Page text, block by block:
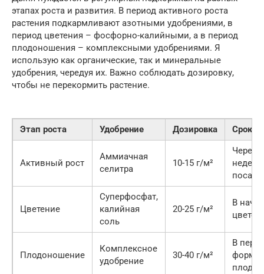
этапах роста и развития. В период активного роста
растения подкармливают азотными удобрениями, в
период цветения – фосфорно-калийными, а в период
плодоношения – комплексными удобрениями. Я
использую как органические, так и минеральные
удобрения, чередуя их. Важно соблюдать дозировку,
чтобы не перекормить растение.
Этап роста Удобрение Дозировка Срок
Активный рост
Аммиачная
селитра
10-15 г/м²
Через 2
Цветение
Суперфосфат,
калийная
соль
20-25 г/м²
В
Плодоношение
Комплексное
удобрение
30-40 г/м²
В
плодов